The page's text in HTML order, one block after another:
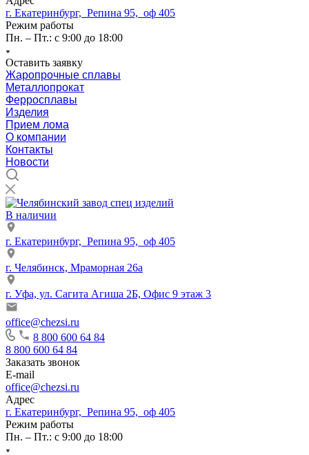
г. Екатеринбург, Репина 95, оф 405
Режим работы
Пн. – Пт.: с 9:00 до 18:00
Оставить заявку
Жаропрочные сплавы
Металлопрокат
Ферросплавы
Изделия
Прием лома
О компании
Контакты
Новости
В наличии
г. Екатеринбург, Репина 95, оф 405
г. Челябинск, Мраморная 26а
г. Уфа, ул. Сагита Агиша 2Б, Офис 9 этаж 3
office@chezsi.ru
8 800 600 64 84
8 800 600 64 84
Заказать звонок
E-mail
office@chezsi.ru
Адрес
г. Екатеринбург, Репина 95, оф 405
Режим работы
Пн. – Пт.: с 9:00 до 18:00